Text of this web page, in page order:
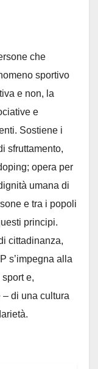
che
sportivo
e non, la
e
Sostiene i
sfruttamento,
opera per
umana di
e tra i popoli
principi.
cittadinanza,
s’impegna alla
e,
– di una cultura